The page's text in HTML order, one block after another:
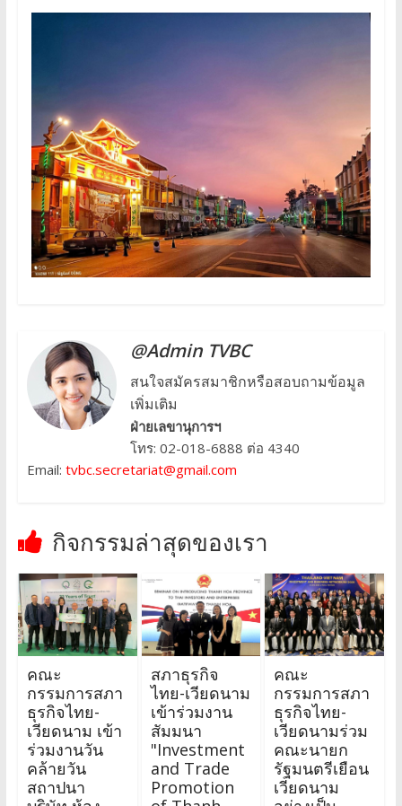
@Admin TVBC
สนใจสมัครสมาชิกหรือสอบถามข้อมูล
เพิ่มเติม
ฝ่ายเลขานุการฯ
โทร: 02-018-6888 ต่อ 4340
Email: tvbc.secretariat@gmail.com
กิจกรรมล่าสุดของเรา
คณะ
กรรมการสภา
ธุรกิจไทย-
เวียดนาม เข้า
ร่วมงานวัน
คล้ายวัน
สถาปนา
สภาธุรกิจ
ไทย-เวียดนาม
เข้าร่วมงาน
สัมมนา
"Investment
and Trade
Promotion
คณะ
กรรมการสภา
ธุรกิจไทย-
เวียดนามร่วม
คณะนายก
รัฐมนตรีเยือน
เวียดนาม